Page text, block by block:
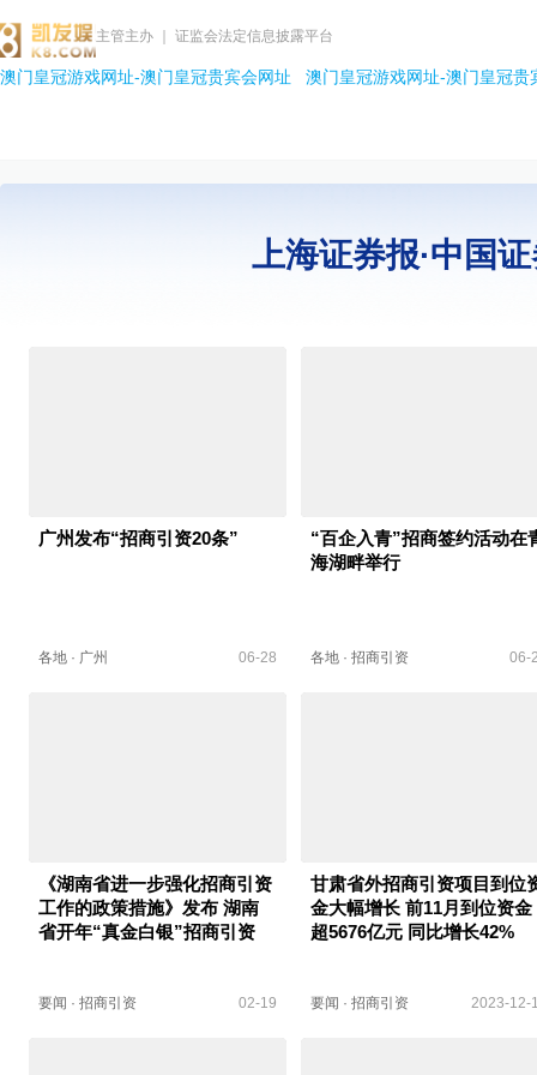
主管主办 ｜ 证监会法定信息披露平台
澳门皇冠游戏网址-澳门皇冠贵宾会网址 澳门皇冠游戏网址-澳门皇冠贵
上海证券报·中国
广州发布“招商引资20条”
各地 · 广州 06-28
“百企入青”招商签约活动在
海湖畔举行
各地· 招商引资 06-
《湖南省进一步强化招商引资
工作的政策措施》发布 湖南
省开年“真金白银”招商引资
要闻 · 招商引资 02-19
甘肃省外招商引资项目到位
金大幅增长 前11月到位资金
超5676亿元 同比增长42%
要闻 · 招商引资 2023-12-